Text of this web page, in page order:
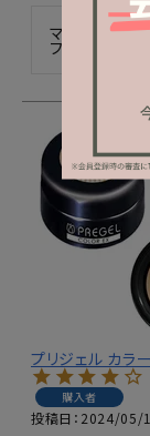
マットにする
フレンチのベ
プリジェル カラ
購入者
投稿日 2024/05/